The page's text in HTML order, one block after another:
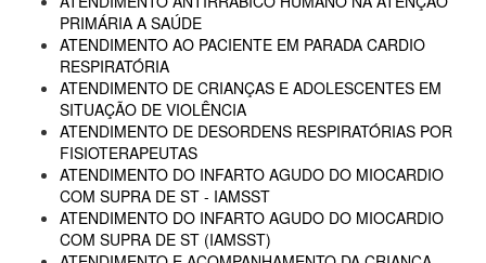
PRIMÁRIA A SAÚDE
ATENDIMENTO AO PACIENTE EM PARADA CARDIO
RESPIRATÓRIA
ATENDIMENTO DE CRIANÇAS E ADOLESCENTES EM
SITUAÇÃO DE VIOLÊNCIA
ATENDIMENTO DE DESORDENS RESPIRATÓRIAS POR
FISIOTERAPEUTAS
ATENDIMENTO DO INFARTO AGUDO DO MIOCARDIO
COM SUPRA DE ST - IAMSST
ATENDIMENTO DO INFARTO AGUDO DO MIOCARDIO
COM SUPRA DE ST (IAMSST)